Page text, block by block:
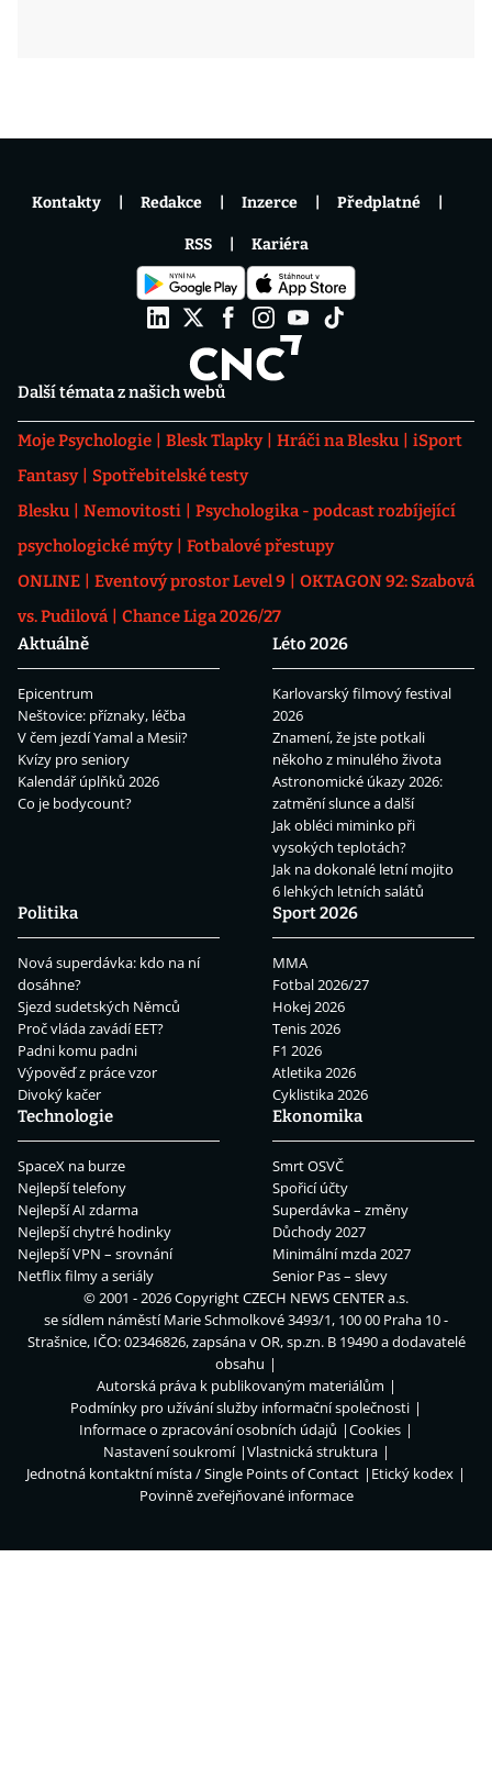
Další témata z našich webů
Moje Psychologie Blesk Tlapky Hráči na Blesku
iSport
Fantasy
Spotřebitelské testy
Blesku
Nemovitosti
Psychologika - podcast rozbíjející
psychologické mýty
Fotbalové přestupy
ONLINE
Eventový prostor Level 9
OKTAGON 92: Szabová
vs. Pudilová
Chance Liga 2026/27
Aktuálně
Epicentrum
Neštovice: příznaky, léčba
V čem jezdí Yamal a Mesii?
Kvízy pro seniory
Kalendář úplňků 2026
Co je bodycount?
Léto 2026
Karlovarský filmový festival
2026
Znamení, že jste potkali
někoho z minulého života
Astronomické úkazy 2026:
zatmění slunce a další
Jak obléci miminko při
vysokých teplotách?
Jak na dokonalé letní mojito
6 lehkých letních salátů
Politika
Nová superdávka: kdo na ní
dosáhne?
Sjezd sudetských Němců
Proč vláda zavádí EET?
Padni komu padni
Výpověď z práce vzor
Divoký kačer
Sport 2026
MMA
Fotbal 2026/27
Hokej 2026
Tenis 2026
F1 2026
Atletika 2026
Cyklistika 2026
Technologie
SpaceX na burze
Nejlepší telefony
Nejlepší AI zdarma
Nejlepší chytré hodinky
Nejlepší VPN – srovnání
Netflix filmy a seriály
Ekonomika
Smrt OSVČ
Spořicí účty
Superdávka – změny
Důchody 2027
Minimální mzda 2027
Senior Pas – slevy
Kontakty Redakce Inzerce Předplatné
RSS Kariéra
© 2001 - 2026 CopyrightCZECH NEWS CENTER a.s.
se sídlem náměstí Marie Schmolkové 3493/1, 100 00 Praha 10 -
Strašnice, IČO: 02346826, zapsána v OR, sp.zn. B 19490 a dodavatelé
obsahu
Autorská práva k publikovaným materiálům
Podmínky pro užívání služby informační společnosti
Informace o zpracování osobních údajů
Cookies
Nastavení soukromí
Vlastnická struktura
Jednotná kontaktní místa / Single Points of Contact
Etický kodex
Povinně zveřejňované informace